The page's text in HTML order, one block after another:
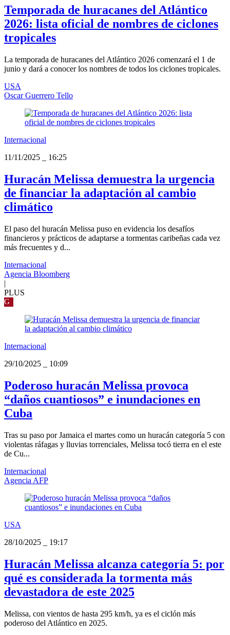
Temporada de huracanes del Atlántico
2026: lista oficial de nombres de ciclones
tropicales
La temporada de huracanes del Atlántico 2026 comenzará el 1 de
junio y dará a conocer los nombres de todos los ciclones tropicales.
USA
Oscar Guerrero Tello
Internacional
11/11/2025
16:25
Huracán Melissa demuestra la urgencia
de financiar la adaptación al cambio
climático
El paso del huracán Melissa puso en evidencia los desafíos
financieros y prácticos de adaptarse a tormentas caribeñas cada vez
más frecuentes y d...
Internacional
Agencia Bloomberg
|
PLUS
G
Internacional
29/10/2025
10:09
Poderoso huracán Melissa provoca
“daños cuantiosos” e inundaciones en
Cuba
Tras su paso por Jamaica el martes como un huracán categoría 5 con
violentas ráfagas y lluvias torrenciales, Melissa tocó tierra en el este
de Cu...
Internacional
Agencia AFP
USA
28/10/2025
19:17
Huracán Melissa alcanza categoría 5: por
qué es considerada la tormenta más
devastadora de este 2025
Melissa, con vientos de hasta 295 km/h, ya es el ciclón más
poderoso del Atlántico en 2025.